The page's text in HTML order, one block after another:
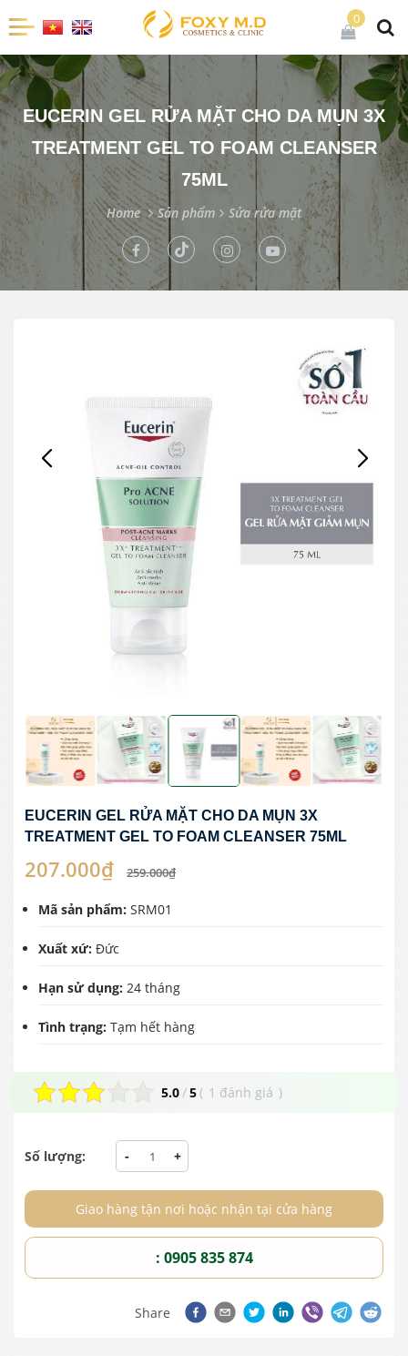
0
EUCERIN GEL RỬA MẶT CHO DA MỤN 3X
TREATMENT GEL TO FOAM CLEANSER
75ML
Home Sản phẩm Sửa rửa mặt
EUCERIN GEL RỬA MẶT CHO DA MỤN 3X
TREATMENT GEL TO FOAM CLEANSER 75ML
207.000₫ 259.000₫
Mã sản phẩm: SRM01
Xuất xứ: Đức
Hạn sử dụng: 24 tháng
Tình trạng: Tạm hết hàng
5.0/5( 1 đánh giá )
Số lượng: - +
Giao hàng tận nơi hoặc nhận tại cửa hàng
: 0905 835 874
Share